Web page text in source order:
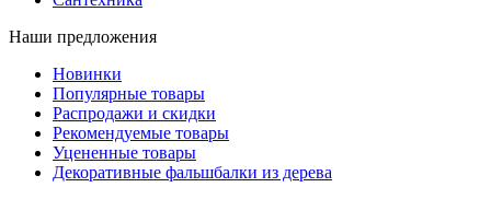
Наши предложения
Новинки
Популярные товары
Распродажи и скидки
Рекомендуемые товары
Уцененные товары
Декоративные фальшбалки из дерева